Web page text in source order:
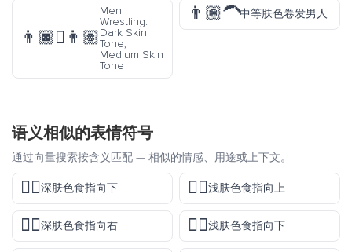
👨🏿‍🫯‍👨🏽
Men
Wrestling:
Dark Skin
Tone,
Medium Skin
Tone
👨🏽‍🦱中等肤色卷发男人
语义相似的表情符号
通过向量搜索按含义匹配 — 相似的情感、用途或上下文。
👇🏿深肤色食指向下 👆🏻浅肤色食指向上
👉🏿深肤色食指向右 👇🏻浅肤色食指向下